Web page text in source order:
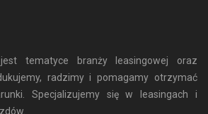
tematyce branży leasingowej oraz
radzimy i pomagamy otrzymać
Specjalizujemy się w leasingach i